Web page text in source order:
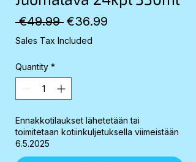
€49.99 Regular
Price
€36.99
Sales Tax Included
Quantity *
Ennakkotilaukset lähetetään tai
toimitetaan kotiinkuljetuksella viimeistään
6.5.2025